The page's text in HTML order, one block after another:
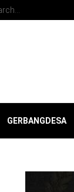
GERBANGDESA